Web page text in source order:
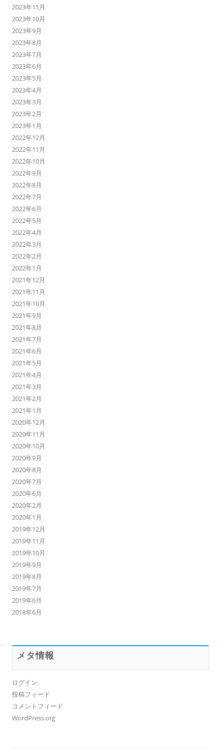
2023年11月
2023年10月
2023年9月
2023年8月
2023年7月
2023年6月
2023年5月
2023年4月
2023年3月
2023年2月
2023年1月
2022年12月
2022年11月
2022年10月
2022年9月
2022年8月
2022年7月
2022年6月
2022年5月
2022年4月
2022年3月
2022年2月
2022年1月
2021年12月
2021年11月
2021年10月
2021年9月
2021年8月
2021年7月
2021年6月
2021年5月
2021年4月
2021年3月
2021年2月
2021年1月
2020年12月
2020年11月
2020年10月
2020年9月
2020年8月
2020年7月
2020年6月
2020年2月
2020年1月
2019年12月
2019年11月
2019年10月
2019年9月
2019年8月
2019年7月
2019年6月
2018年6月
メタ情報
ログイン
投稿フィード
コメントフィード
WordPress.org